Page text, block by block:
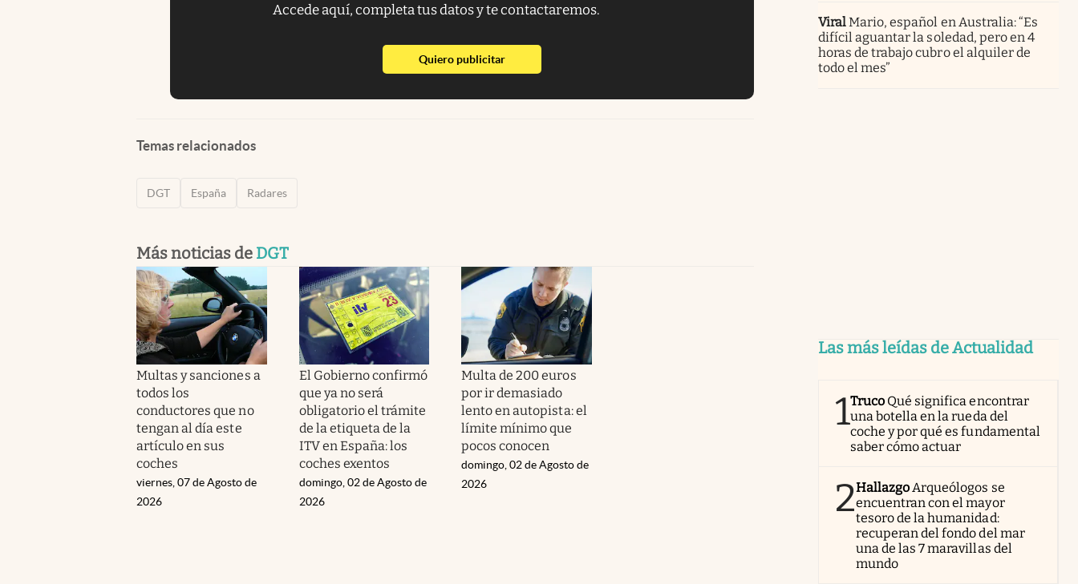
Accede aquí, completa tus datos y te contactaremos.
Quiero publicitarabre en nueva pestaña
Temas relacionados
DGT España Radares
Más noticias de DGT
Multas y sanciones a
todos los
conductores que no
tengan al día este
artículo en sus
coches
viernes, 07 de Agosto de
2026
El Gobierno confirmó
que ya no será
obligatorio el trámite
de la etiqueta de la
ITV en España: los
coches exentos
domingo, 02 de Agosto de
2026
Multa de 200 euros
por ir demasiado
lento en autopista: el
límite mínimo que
pocos conocen
domingo, 02 de Agosto de
2026
ViralMario, español en Australia: “Es
difícil aguantar la soledad, pero en 4
horas de trabajo cubro el alquiler de
todo el mes”
Las más leídas de Actualidad
1Truco Qué significa encontrar
una botella en la rueda del
coche y por qué es fundamental
saber cómo actuar
2HallazgoArqueólogos se
encuentran con el mayor
tesoro de la humanidad:
recuperan del fondo del mar
una de las 7 maravillas del
mundo